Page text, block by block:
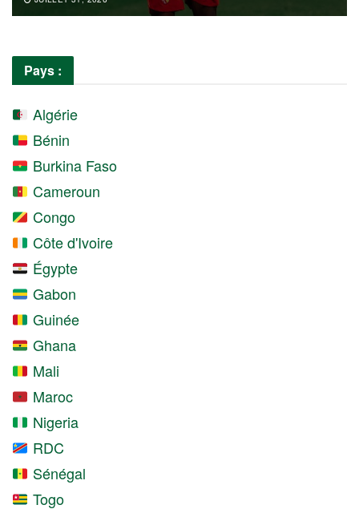
Pays :
Algérie
Bénin
Burkina Faso
Cameroun
Congo
Côte d'Ivoire
Égypte
Gabon
Guinée
Ghana
Mali
Maroc
Nigeria
RDC
Sénégal
Togo